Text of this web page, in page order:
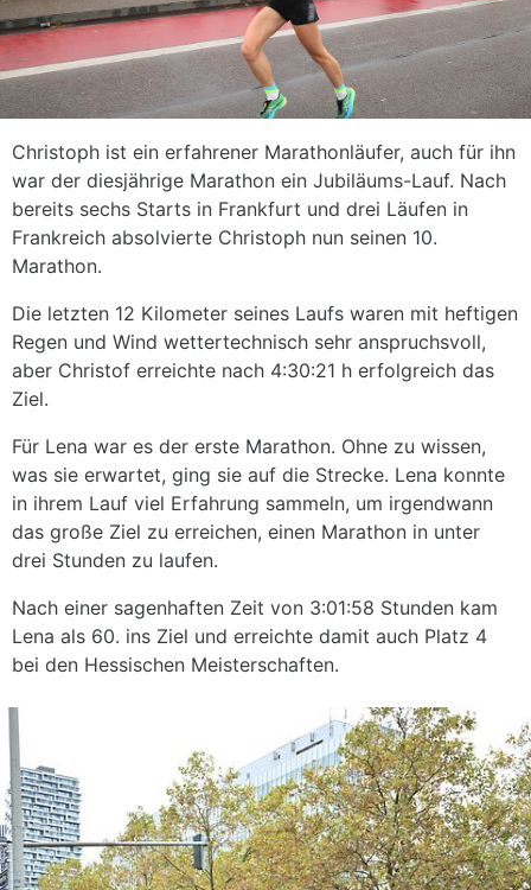
Christoph ist ein erfahrener Marathonläufer, auch für ihn
war der diesjährige Marathon ein Jubiläums-Lauf. Nach
bereits sechs Starts in Frankfurt und drei Läufen in
Frankreich absolvierte Christoph nun seinen 10.
Marathon.
Die letzten 12 Kilometer seines Laufs waren mit heftigen
Regen und Wind wettertechnisch sehr anspruchsvoll,
aber Christof erreichte nach 4:30:21 h erfolgreich das
Ziel.
Für Lena war es der erste Marathon. Ohne zu wissen,
was sie erwartet, ging sie auf die Strecke. Lena konnte
in ihrem Lauf viel Erfahrung sammeln, um irgendwann
das große Ziel zu erreichen, einen Marathon in unter
drei Stunden zu laufen.
Nach einer sagenhaften Zeit von 3:01:58 Stunden kam
Lena als 60. ins Ziel und erreichte damit auch Platz 4
bei den Hessischen Meisterschaften.